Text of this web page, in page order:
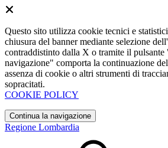
Questo sito utilizza cookie tecnici e
chiusura del banner mediante selezione
contraddistinto dalla X o tramite il pulsante
navigazione" comporta la continuazione
assenza di cookie o altri strumenti di
sopracitati.
COOKIE POLICY
Continua la navigazione
Regione Lombardia